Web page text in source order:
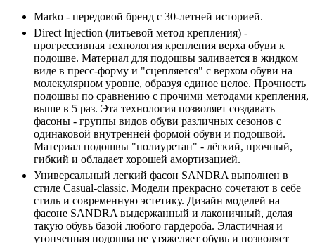
Marko - передовой бренд с 30-летней историей.
Direct Injection (литьевой метод крепления) -
прогрессивная технология крепления верха обуви к
подошве. Материал для подошвы заливается в жидком
виде в пресс-форму и "сцепляется" с верхом обуви на
молекулярном уровне, образуя единое целое. Прочность
подошвы по сравнению с прочими методами крепления,
выше в 5 раз. Эта технология позволяет создавать
фасоны - группы видов обуви различных сезонов с
одинаковой внутренней формой обуви и подошвой.
Материал подошвы "полиуретан" - лёгкий, прочный,
гибкий и обладает хорошей амортизацией.
Универсальный легкий фасон SANDRA выполнен в
стиле Casual-classic. Модели прекрасно сочетают в себе
стиль и современную эстетику. Дизайн моделей на
фасоне SANDRA выдержанный и лаконичный, делая
такую обувь базой любого гардероба. Эластичная и
утонченная подошва не утяжеляет обувь и позволяет